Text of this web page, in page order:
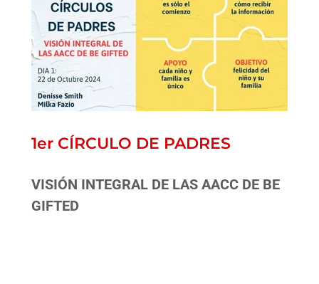
1er CÍRCULO DE PADRES
VISIÓN INTEGRAL DE LAS AACC DE BE
GIFTED